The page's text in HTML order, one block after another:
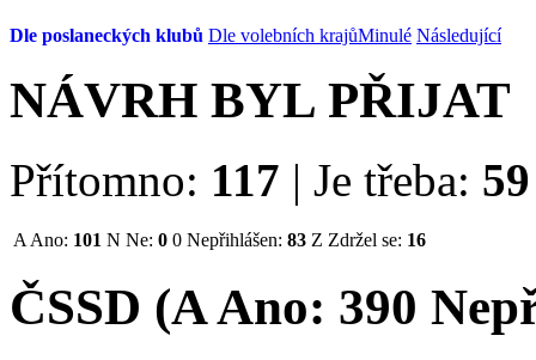
Dle poslaneckých klubů Dle volebních krajůMinulé Následující
NÁVRH BYL PŘIJAT
Přítomno: 117 | Je třeba: 59
A Ano: 101 N Ne: 0 0 Nepřihlášen: 83 Z Zdržel se: 16
ČSSD (AAno: 390